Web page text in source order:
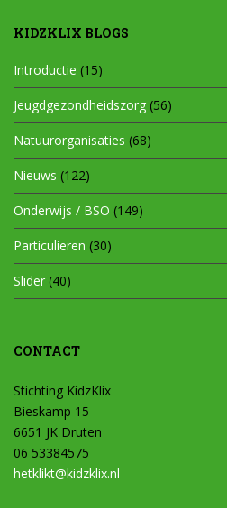
KIDZKLIX BLOGS
Introductie (15)
Jeugdgezondheidszorg (56)
Natuurorganisaties (68)
Nieuws (122)
Onderwijs / BSO (149)
Particulieren (30)
Slider (40)
CONTACT
Stichting KidzKlix
Bieskamp 15
6651 JK Druten
06 53384575
hetklikt@kidzklix.nl